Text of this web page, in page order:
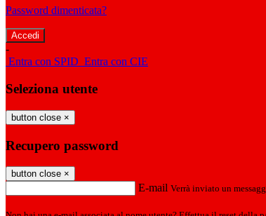
Password dimenticata?
-
Entra con SPID Entra con CIE
Seleziona utente
button close ×
Recupero password
button close ×
E-mail Verrà inviato un